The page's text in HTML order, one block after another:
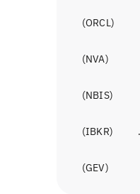
(
ORCL
)
(
NVA
)
(
NBIS
)
(
IBKR
)
(
GEV
)